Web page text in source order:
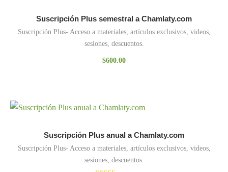
Suscripción Plus semestral a Chamlaty.com
Suscripción Plus- Acceso a materiales, artículos exclusivos, videos,
sesiones, descuentos.
$600.00
Suscripción Plus anual a Chamlaty.com
Suscripción Plus- Acceso a materiales, artículos exclusivos, videos,
sesiones, descuentos.